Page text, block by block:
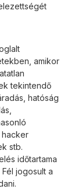
amikor
tekintendő
hatóság
hacker
stb.
időtartama
jogosult a